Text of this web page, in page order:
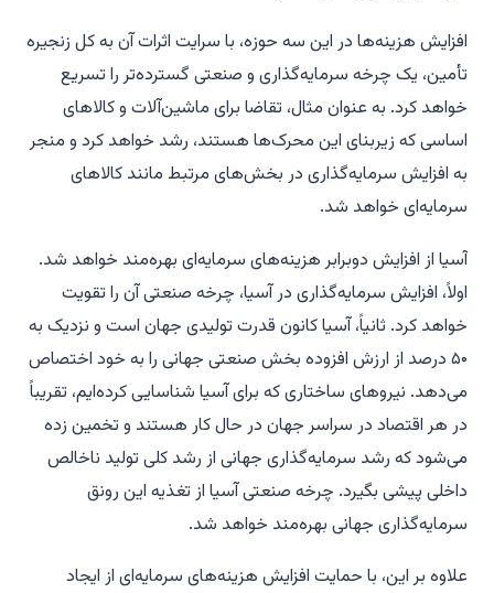
افزایش هزینه‌ها در این سه حوزه، با سرایت اثرات آن به کل زنجیره
تأمین، یک چرخه سرمایه‌گذاری و صنعتی گسترده‌تر را تسریع
خواهد کرد. به عنوان مثال، تقاضا برای ماشین‌آلات و کالاهای
اساسی که زیربنای این محرک‌ها هستند، رشد خواهد کرد و منجر
به افزایش سرمایه‌گذاری در بخش‌های مرتبط مانند کالاهای
سرمایه‌ای خواهد شد.
آسیا از افزایش دوبرابر هزینه‌های سرمایه‌ای بهره‌مند خواهد شد.
اولاً، افزایش سرمایه‌گذاری در آسیا، چرخه صنعتی آن را تقویت
خواهد کرد. ثانیاً، آسیا کانون قدرت تولیدی جهان است و نزدیک به
۵۰ درصد از ارزش افزوده بخش صنعتی جهانی را به خود اختصاص
می‌دهد. نیروهای ساختاری که برای آسیا شناسایی کرده‌ایم، تقریباً
در هر اقتصاد در سراسر جهان در حال کار هستند و تخمین زده
می‌شود که رشد سرمایه‌گذاری جهانی از رشد کلی تولید ناخالص
داخلی پیشی بگیرد. چرخه صنعتی آسیا از تغذیه این رونق
سرمایه‌گذاری جهانی بهره‌مند خواهد شد.
علاوه بر این، با حمایت افزایش هزینه‌های سرمایه‌ای از ایجاد